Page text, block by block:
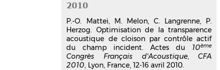
hal-00811167v1
Measurement of subwoofers
with the field separation
method: comparison of p- p and
p-v formulations
2010
P.-O. Mattei, M. Melon, C. Langrenne, P.
Herzog. Optimisation de la transparence
acoustique de cloison par contrôle actif
du champ incident. Actes du 10ème
Congrès Français d'Acoustique,CFA
2010, Lyon, France, 12-16 avril 2010.